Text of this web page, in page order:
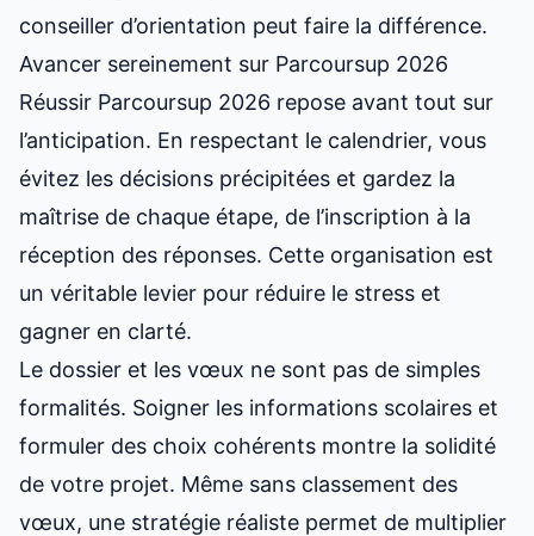
conseiller d’orientation peut faire la différence.
Avancer sereinement sur Parcoursup 2026
Réussir Parcoursup 2026 repose avant tout sur
l’anticipation. En respectant le calendrier, vous
évitez les décisions précipitées et gardez la
maîtrise de chaque étape, de l’inscription à la
réception des réponses. Cette organisation est
un véritable levier pour réduire le stress et
gagner en clarté.
Le dossier et les vœux ne sont pas de simples
formalités. Soigner les informations scolaires et
formuler des choix cohérents montre la solidité
de votre projet. Même sans classement des
vœux, une stratégie réaliste permet de multiplier